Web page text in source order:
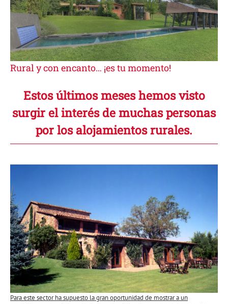
Rural y con encanto… ¡es tu momento!
Estos últimos meses hemos visto
surgir el interés de muchas personas
por los alojamientos rurales.
Para este sector ha supuesto la gran oportunidad de mostrar a un